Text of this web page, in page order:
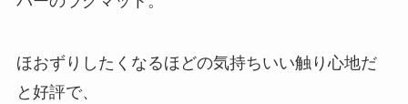
ほおずりしたくなるほどの気持ちいい触り心地だ
と好評で、